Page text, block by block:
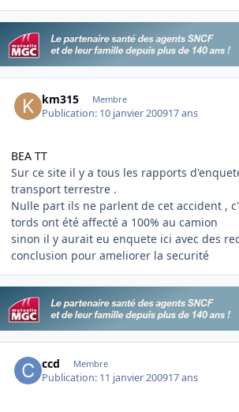
km315 Membre
Publication: 10 janvier 200917 ans
BEA TT
Sur ce site il y a tous les rapports
transport terrestre .
Nulle part ils ne parlent de cet accident ,
tords ont été affecté a 100% au camion
sinon il y aurait eu enquete ici avec des
conclusion pour ameliorer la securité
ccd Membre
Publication: 11 janvier 200917 ans